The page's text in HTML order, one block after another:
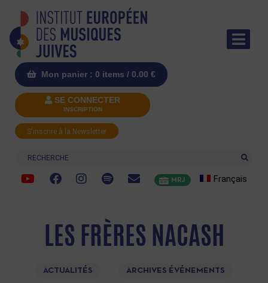
Mon panier : 0 items / 0.00 €
SE CONNECTER
INSCRIPTION
S'inscrire à la Newsletter
Recherche
MRJ Français
LES FRÈRES NACASH
ACTUALITÉS ARCHIVES ÉVÉNEMENTS